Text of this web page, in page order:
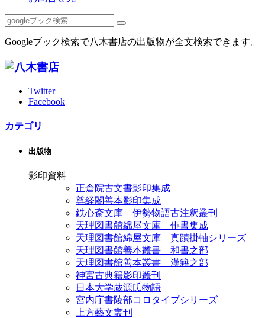
Googleブック検索で八木書店の出版物が全文検索できます。
Twitter
Facebook
カテゴリ
出版物
影印資料
正倉院古文書影印集成
尊経閣善本影印集成
鉄心斎文庫 伊勢物語古注釈叢刊
天理図書館綿屋文庫 俳書集成
天理図書館綿屋文庫 真蹟掛軸シリーズ
天理図書館善本叢書 和書之部
天理図書館善本叢書 漢籍之部
神宮古典籍影印叢刊
日本大学蔵源氏物語
宮内庁書陵部コロタイプシリーズ
上方藝文叢刊